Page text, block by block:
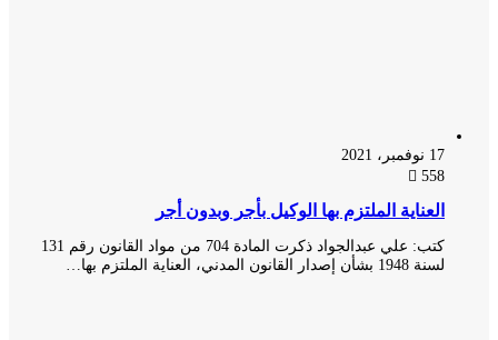
العناية الملتزم بها الوكيل بأجر وبدون أجر
كتب: علي عبدالجواد ذكرت المادة 704 من مواد القانون رقم 131